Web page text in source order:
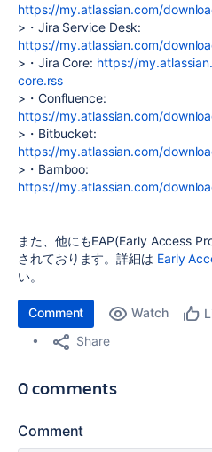
https://my.atlassian.com/
>・Jira Service Desk:
https://my.atlassian.com/
>・Jira Core: https://
core.rss
>・Confluence:
https://my.atlassian.com/
>・Bitbucket:
https://my.atlassian.com/
>・Bamboo:
https://my.atlassian.com/
また、他にもEAP(Early Access
されております。詳細は Early
い。
Comment Watch
Share
0 comments
Comment